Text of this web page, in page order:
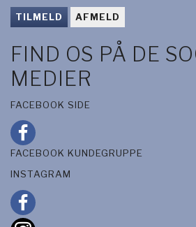
TILMELD AFMELD
FIND OS PÅ DE
MEDIER
FACEBOOK SIDE
FACEBOOK KUNDEGRUPPE
INSTAGRAM